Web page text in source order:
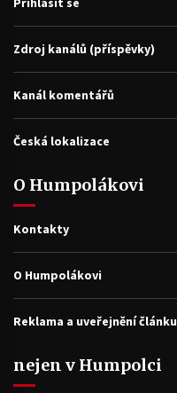
Zdroj kanálů (příspěvky)
Kanál komentářů
Česká lokalizace
O Humpolákovi
Kontakty
O Humpolákovi
Reklama a uveřejnění článku
nejen v Humpolci